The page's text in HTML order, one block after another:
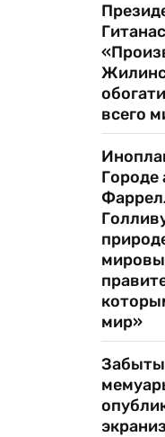
всего
Городе
мир»